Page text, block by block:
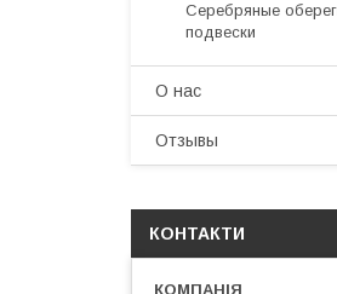
Серебряные
подвески
О нас
Отзывы
КОНТАКТИ